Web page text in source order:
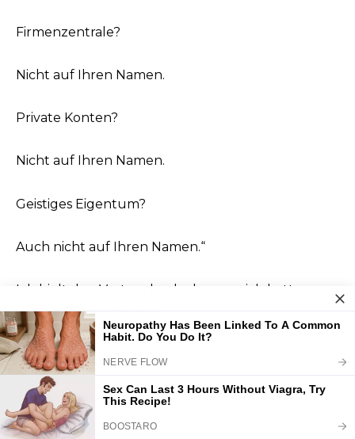
Firmenzentrale?
Nicht auf Ihren Namen.
Private Konten?
Nicht auf Ihren Namen.
Geistiges Eigentum?
Auch nicht auf Ihren Namen.“
Ich hielt den Vertrag hoch, den er mich hatte
unterschreiben lassen.
„Sie wollten Trennung.
Sie wollten, dass rechtliches Eigentum alles
entscheidet.